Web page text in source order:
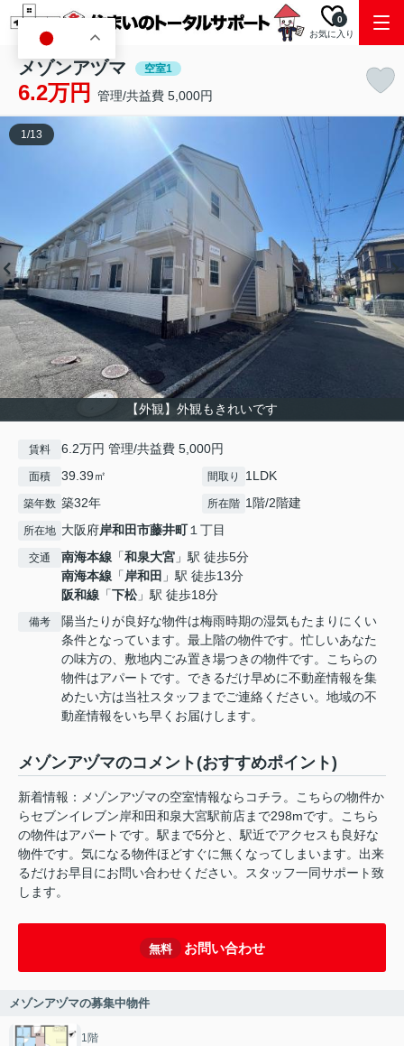
お気に入り
0
メゾンアヅマ 空室1
6.2万円 管理/共益費 5,000円
【外観】外観もきれいです
1/13
賃料 6.2万円 管理/共益費 5,000円
面積 39.39㎡ 間取り 1LDK
築年数 築32年 所在階 1階/2階建
所在地 大阪府岸和田市藤井町１丁目
交通 南海本線 「和泉大宮 」駅 徒歩5分
南海本線 「岸和田 」駅 徒歩13分
阪和線 「下松」駅 徒歩18分
備考
陽当たりが良好な物件は梅雨時期の湿気もたまりにくい
条件となっています。最上階の物件です。忙しいあなた
の味方の、敷地内ごみ置き場つきの物件です。こちらの
物件はアパートです。できるだけ早めに不動産情報を集
めたい方は当社スタッフまでご連絡ください。地域の不
動産情報をいち早くお届けします。
メゾンアヅマのコメント(おすすめポイント)
新着情報：メゾンアヅマの空室情報ならコチラ。こちらの物件か
らセブンイレブン岸和田和泉大宮駅前店まで298mです。こちら
の物件はアパートです。駅まで5分と、駅近でアクセスも良好な
物件です。気になる物件ほどすぐに無くなってしまいます。出来
るだけお早目にお問い合わせください。スタッフ一同サポート致
します。
無料 お問い合わせ
メゾンアヅマの募集中物件
1階